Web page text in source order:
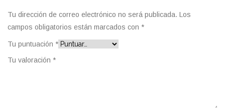
Tu dirección de correo electrónico no será publicada. Los
campos obligatorios están marcados con *
Tu puntuación *
Tu valoración *